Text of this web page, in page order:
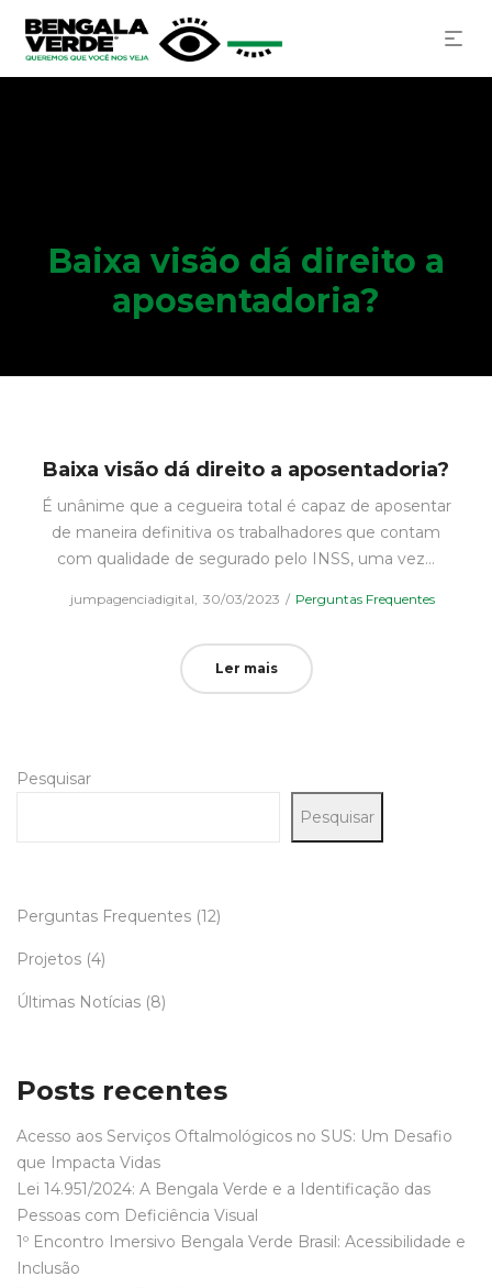
Baixa visão dá direito a
aposentadoria?
Baixa visão dá direito a aposentadoria?
É unânime que a cegueira total é capaz de aposentar
de maneira definitiva os trabalhadores que contam
com qualidade de segurado pelo INSS, uma vez…
jumpagenciadigital Posted
30/03/2023
Posted
Perguntas Frequentes
Ler mais
Pesquisar
Pesquisar
Perguntas Frequentes (12)
Projetos (4)
Últimas Notícias (8)
Posts recentes
Acesso aos Serviços Oftalmológicos no SUS: Um Desafio
que Impacta Vidas
Lei 14.951/2024: A Bengala Verde e a Identificação das
Pessoas com Deficiência Visual
1º Encontro Imersivo Bengala Verde Brasil: Acessibilidade e
Inclusão